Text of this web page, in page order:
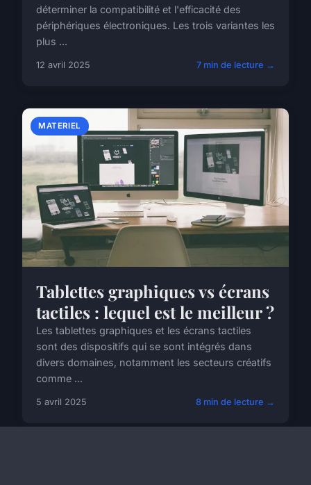
déterminer la compatibilité et l'efficacité des
périphériques électroniques. Les trois variantes les
plus ...
12 avril 2025 7 min de lecture →
MATERIEL
Tablettes graphiques vs écrans
tactiles : lequel est le meilleur ?
Les tablettes graphiques et les écrans tactiles
sont des dispositifs qui se sont intégrés dans
divers domaines, notamment les secteurs créatifs
comme ...
5 avril 2025 8 min de lecture →